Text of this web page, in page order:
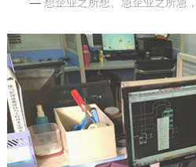
— 想企业之所想、急企业之所急